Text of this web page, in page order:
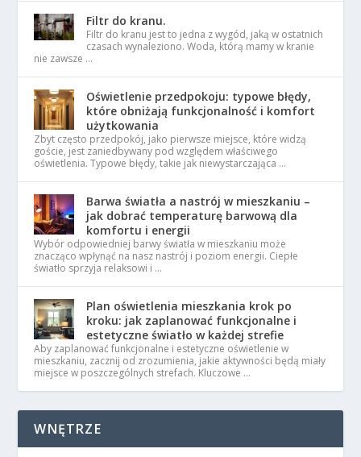
Filtr do kranu.
Filtr do kranu jest to jedna z wygód, jaką w ostatnich
czasach wynaleziono. Woda, którą mamy w kranie
nie zawsze …
Oświetlenie przedpokoju: typowe błędy,
które obniżają funkcjonalność i komfort
użytkowania
Zbyt często przedpokój, jako pierwsze miejsce, które widzą
goście, jest zaniedbywany pod względem właściwego
oświetlenia. Typowe błędy, takie jak niewystarczająca …
Barwa światła a nastrój w mieszkaniu –
jak dobrać temperaturę barwową dla
komfortu i energii
Wybór odpowiedniej barwy światła w mieszkaniu może
znacząco wpłynąć na nasz nastrój i poziom energii. Ciepłe
światło sprzyja relaksowi i …
Plan oświetlenia mieszkania krok po
kroku: jak zaplanować funkcjonalne i
estetyczne światło w każdej strefie
Aby zaplanować funkcjonalne i estetyczne oświetlenie w
mieszkaniu, zacznij od zrozumienia, jakie aktywności będą miały
miejsce w poszczególnych strefach. Kluczowe …
WNĘTRZE